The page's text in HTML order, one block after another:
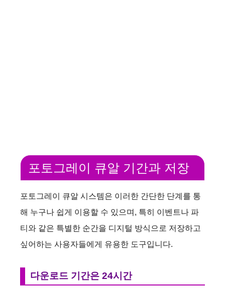
포토그레이 큐알 기간과 저장
포토그레이 큐알 시스템은 이러한 간단한 단계를 통
해 누구나 쉽게 이용할 수 있으며, 특히 이벤트나 파
티와 같은 특별한 순간을 디지털 방식으로 저장하고
싶어하는 사용자들에게 유용한 도구입니다.
다운로드 기간은 24시간